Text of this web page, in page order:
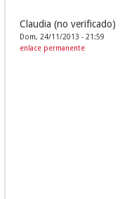
Claudia (no verificado)
Dom, 24/11/2013 - 21:59
enlace permanente